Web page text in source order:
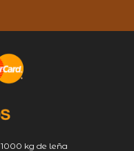
1000 kg de leña